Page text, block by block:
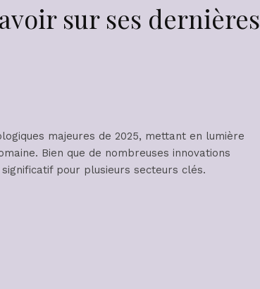
sur ses dernières
majeures de 2025, mettant en lumière
Bien que de nombreuses innovations
pour plusieurs secteurs clés.